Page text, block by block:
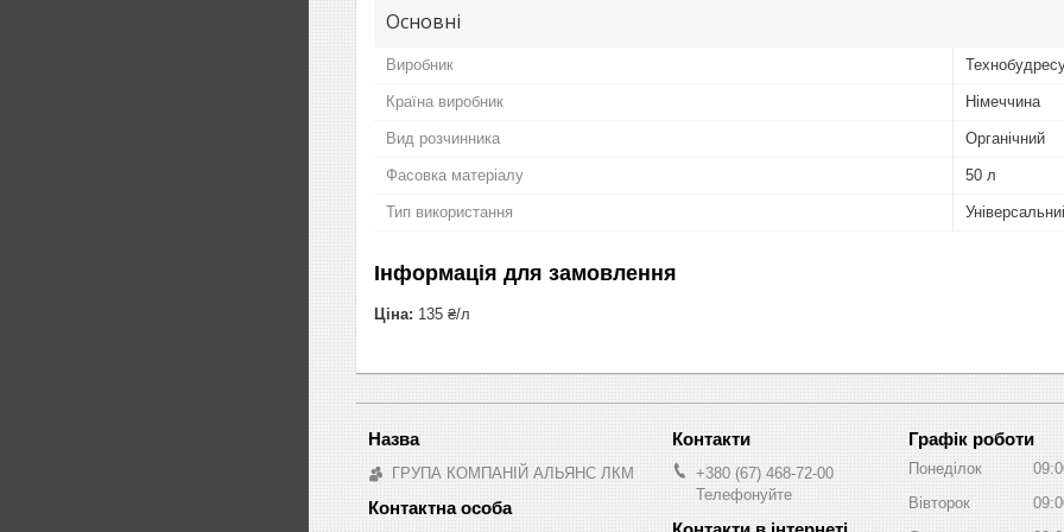
Основні
Виробник
Країна виробник Німеччина
Вид розчинника Органічний
Фасовка матеріалу 50 л
Тип використання
Інформація для замовлення
Ціна: 135 ₴/л
ГРУПА КОМПАНІЙ АЛЬЯНС ЛКМ
+380 (67) 468-72-00
Телефонуйте
Графік роботи
Понеділок
Вівторок